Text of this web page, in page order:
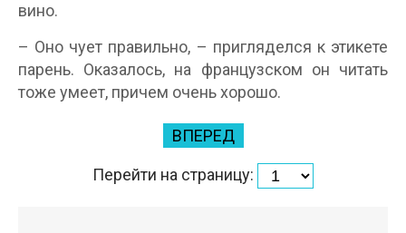
вино.
– Оно чует правильно, – пригляделся к этикете
парень. Оказалось, на французском он читать
тоже умеет, причем очень хорошо.
ВПЕРЕД
Перейти на страницу: